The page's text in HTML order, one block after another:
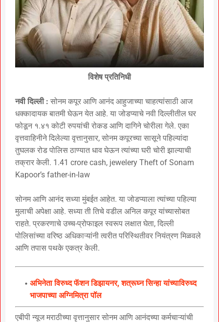
विशेष प्रतिनिधी
नवी दिल्ली : सोनम कपूर आणि आनंद आहुजाच्या चाहत्यांसाठी आज
धक्कादायक बातमी घेऊन येत आहे. या जोडप्याचे नवी दिल्लीतील घर
फोडून १.४१ कोटी रुपयांची रोकड आणि दागिने चोरीला गेले. एका
वृत्तवाहिनीने दिलेल्या वृत्तानुसार, सोनम कपूरच्या सासूने पहिल्यांदा
तुघलक रोड पोलिस ठाण्यात धाव घेऊन त्यांच्या घरी चोरी झाल्याची
तक्रार केली. 1.41 crore cash, jewelery Theft of Sonam
Kapoor’s father-in-law
सोनम आणि आनंद सध्या मुंबईत आहेत. या जोडप्याला त्यांच्या पहिल्या
मुलाची अपेक्षा आहे. सध्या ती तिचे वडील अनिल कपूर यांच्यासोबत
राहते. प्रकरणाचे उच्च-प्रोफाइल स्वरूप लक्षात घेता, दिल्ली
पोलिसांच्या वरिष्ठ अधिकाऱ्यांनी त्वरीत परिस्थितीवर नियंत्रण मिळवले
आणि तपास पथके एकत्र केली.
अभिनेता विरुध्द फॅशन डिझायनर, शत्रूघ्न सिन्हा यांच्याविरुध्द
भाजपाच्या अग्निमित्रा पॉल
एबीपी न्यूज मराठीच्या वृत्तानुसार सोनम आणि आनंदच्या कर्मचाऱ्यांची